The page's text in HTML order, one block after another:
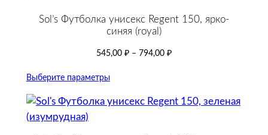
Sol’s Футболка унисекс Regent 150, ярко-
синяя (royal)
545,00 ₽ – 794,00 ₽
Выберите параметры